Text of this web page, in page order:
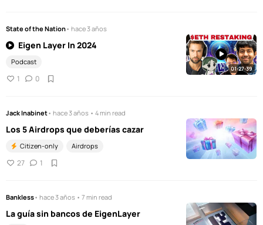
State of the Nation• hace 3 años
Eigen Layer In 2024
Podcast
1 0
01:27:39
Jack Inabinet• hace 3 años • 4 min read
Los 5 Airdrops que deberías cazar
Citizen-only Airdrops
27 1
Bankless• hace 3 años • 7 min read
La guía sin bancos de EigenLayer